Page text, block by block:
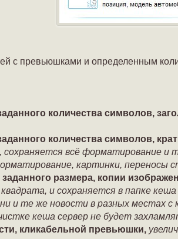
с превьюшками и определенным
количества символов,
количества символов,
сохраняется всё форматирование и
картинки, переносы
размера, копии
квадрата, и сохраняется в папке
и те же новости в разных местах с
кеша сервер не будет
кликабельной превьюшки,